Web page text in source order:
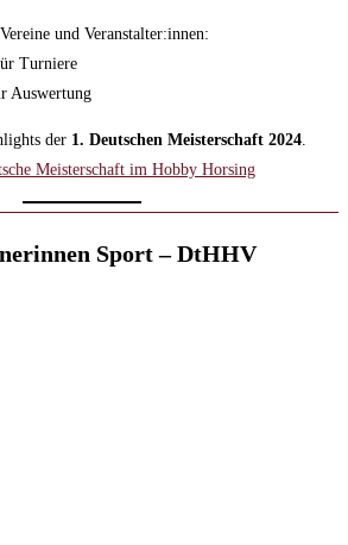
und Veranstalter:innen:
Turniere
Auswertung
der 1. Deutschen Meisterschaft 2024.
Meisterschaft im Hobby Horsing
Sport – DtHHV